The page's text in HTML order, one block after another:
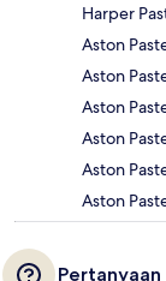
Harper
Aston
Aston
Aston
Aston
Aston
Aston
Pertanyaan